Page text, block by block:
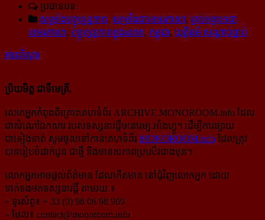
ប្រធានបទ:
សម្រាំងបច្ចុប្បន្នភាព, សម្រាំងជាខេមរភាសា, គ្រប់អត្ថបទជា
ខេមរភាសា, បច្ចុប្បន្នភាពក្នុងលោក, កម្ពុជា, យុត្តិធម៌ សណ្ដាប់ធ្នាប់
អានពិស្ដារ
ប្រិយមិត្ត ជាទីមេត្រី,
លោកអ្នកកំពុងពិគ្រោះគេហទំព័រ ARCHIVE.MONOROOM.info ដែល
ជាសំណៅឯកសារ របស់ទស្សនាវដ្ដីមនោរម្យ.អាំងហ្វូ។ ដើម្បីការផ្សាយ
ជាទៀងទាត់ សូមចូលទៅកាន់​គេហទំព័រ MONOROOM.info ដែលត្រូវ
បានរៀបចំដាក់ជូន ជាថ្មី និងមានសភាពប្រសើរជាងមុន។
លោកអ្នកអាចផ្ដល់ព័ត៌មាន ដែលកើតមាន នៅជុំវិញលោកអ្នក ដោយ
ទាក់ទងមកទស្សនាវដ្ដី តាមរយៈ៖
» ទូរស័ព្ទ៖ + 33 (0) 98 06 98 909
» មែល៖ contact@monoroom.info